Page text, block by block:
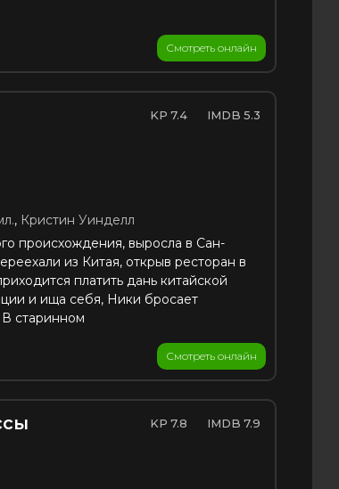
Смотреть онлайн
7.4 5.3
, Кристин Уинделл
происхождения, выросла в Сан-
из Китая, открыв ресторан в
платить дань китайской
и ища себя, Ники бросает
В старинном
Смотреть онлайн
7.8 7.9